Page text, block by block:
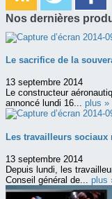
Nos dernières
Le sacrifice de la
13 septembre 2014
Le constructeur
annoncé lundi 16... plus »
Les travailleurs sociaux
13 septembre 2014
Depuis lundi, les
Conseil général de... plus